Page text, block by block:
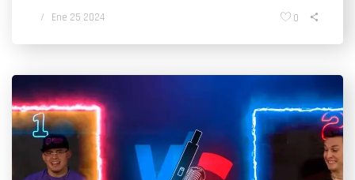
/ Ene 25 2024 0